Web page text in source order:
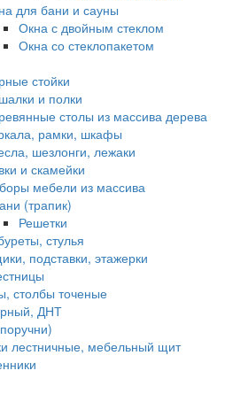
для бани и сауны
Окна с двойным стеклом
Окна со стеклопакетом
стойки
и полки
столы из массива дерева
рамки, шкафы
шезлонги, лежаки
и скамейки
мебели из массива
(трапик)
Решетки
стулья
подставки, этажерки
столбы точеные
ДНТ
лестничные, мебельный щит